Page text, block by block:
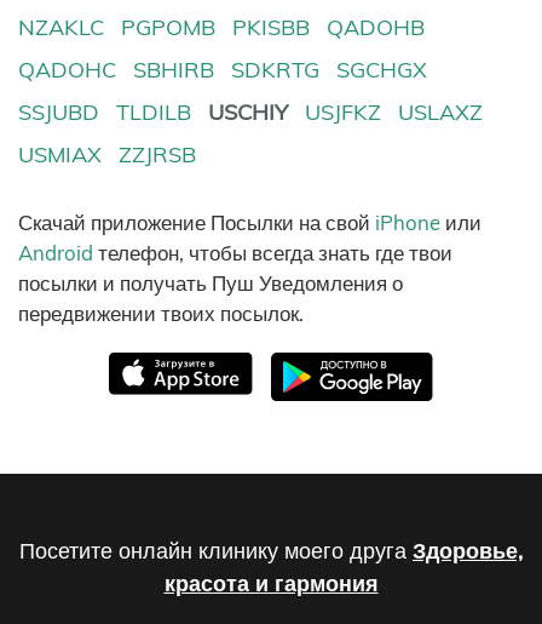
NZAKLC
PGPOMB PKISBB
QADOHB
QADOHC
SBHIRB SDKRTG
SGCHGX
SSJUBD
TLDILB USCHIY USJFKZ
USLAXZ
USMIAX
ZZJRSB
Скачай приложение Посылки на свой iPhone или
Android телефон, чтобы всегда знать где твои
посылки и получать Пуш Уведомления о
передвижении твоих посылок.
Посетите онлайн клинику моего друга Здоровье,
красота и гармония